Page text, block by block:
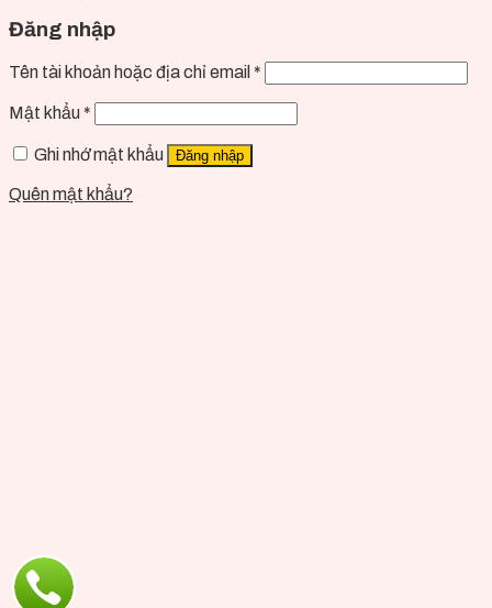
Đăng nhập
Tên tài khoản hoặc địa chỉ email *
Mật khẩu *
Ghi nhớ mật khẩu Đăng nhập
Quên mật khẩu?